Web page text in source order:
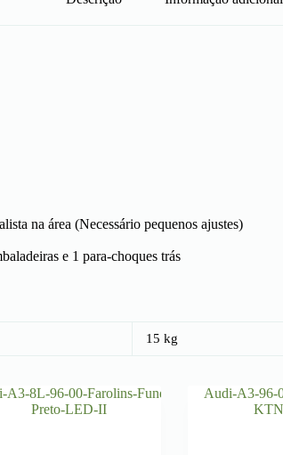
na área (Necessário pequenos ajustes)
e 1 para-choques trás
15 kg